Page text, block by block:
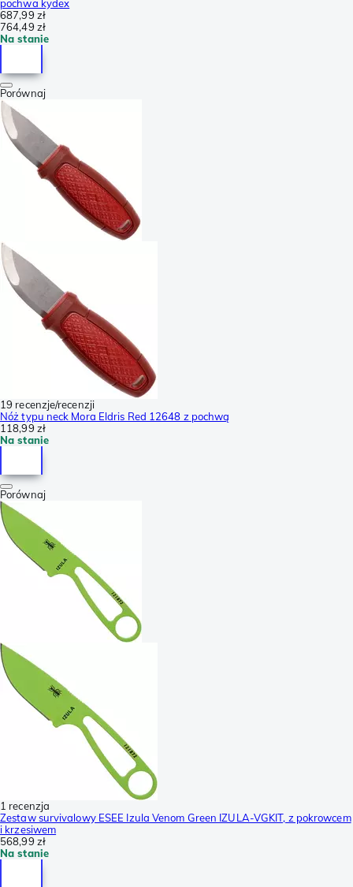
pochwa kydex
687,99 zł
764,49 zł
Na stanie
Porównaj
19 recenzje/recenzji
Nóż typu neck Mora Eldris Red 12648 z pochwą
118,99 zł
Na stanie
Porównaj
1 recenzja
Zestaw survivalowy ESEE Izula Venom Green IZULA-VGKIT, z pokrowcem
i krzesiwem
568,99 zł
Na stanie